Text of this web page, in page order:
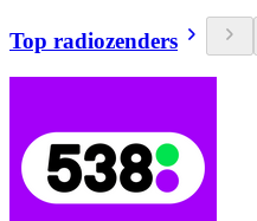
Top radiozenders